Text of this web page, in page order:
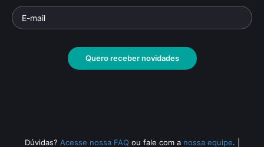
Quero receber novidades
Dúvidas? Acesse nossa FAQ ou fale com a nossa equipe.